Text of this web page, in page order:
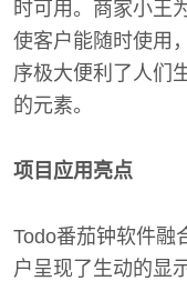
时可用。商家小王
使客户能随时使用
序极大便利了人们
的元素。
项目应用亮点
Todo番茄钟软件融
户呈现了生动的显